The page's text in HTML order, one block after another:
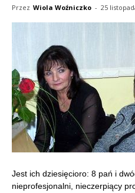
Przez Wiola Woźniczko - 25
Jest ich dziesięcioro: 8 pań i
nieprofesjonalni, nieczerpiący